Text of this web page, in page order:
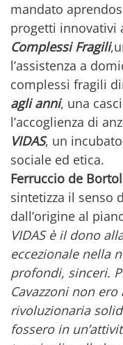
mandato
progetti innovativi
Complessi Fragili
l’assistenza a
complessi fragili
agli anni, una
l’accoglienza di
VIDAS, un
sociale ed etica.
Ferruccio de
sintetizza il senso
dall’origine al
VIDAS è il dono
eccezionale nella
profondi, sinceri.
Cavazzoni non
rivoluzionaria
fossero in